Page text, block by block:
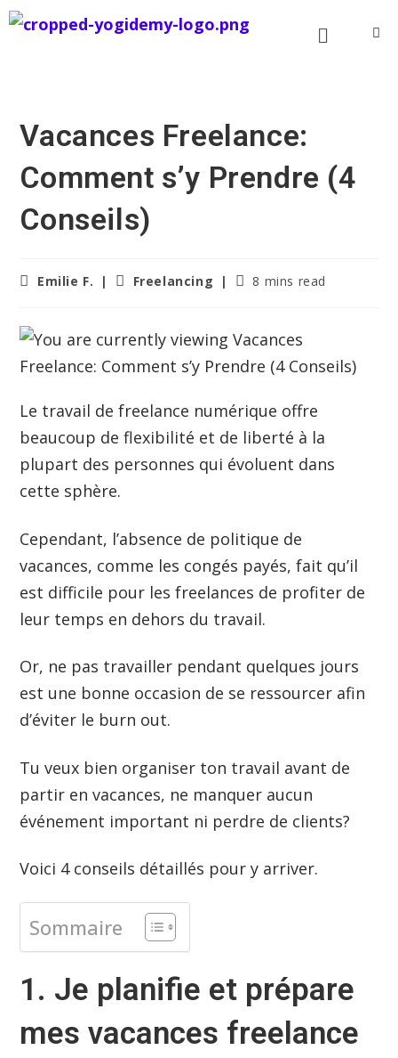
Vacances Freelance:
Comment s’y Prendre (4
Conseils)
Emilie F. Freelancing 8 mins read
Le travail de freelance numérique offre
beaucoup de flexibilité et de liberté à la
plupart des personnes qui évoluent dans
cette sphère.
Cependant, l’absence de politique de
vacances, comme les congés payés, fait qu’il
est difficile pour les freelances de profiter de
leur temps en dehors du travail.
Or, ne pas travailler pendant quelques jours
est une bonne occasion de se ressourcer afin
d’éviter le burn out.
Tu veux bien organiser ton travail avant de
partir en vacances, ne manquer aucun
événement important ni perdre de clients?
Voici 4 conseils détaillés pour y arriver.
Sommaire
1. Je planifie et prépare
mes vacances freelance